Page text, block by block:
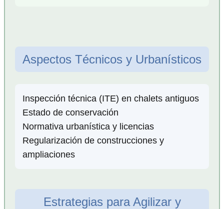
Aspectos Técnicos y Urbanísticos
Inspección técnica (ITE) en chalets antiguos
Estado de conservación
Normativa urbanística y licencias
Regularización de construcciones y
ampliaciones
Estrategias para Agilizar y